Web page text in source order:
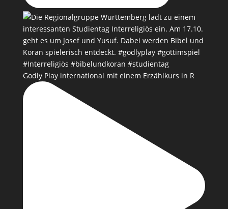
Godly Play international mit einem Erzählkurs in R